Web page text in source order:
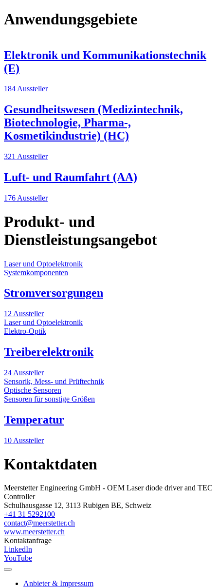
Anwendungsgebiete
Elektronik und Kommunikationstechnik
(E)
184 Aussteller
Gesundheitswesen (Medizintechnik,
Biotechnologie, Pharma-,
Kosmetikindustrie) (HC)
321 Aussteller
Luft- und Raumfahrt (AA)
176 Aussteller
Produkt- und
Dienstleistungsangebot
Laser und Optoelektronik
Systemkomponenten
Stromversorgungen
12 Aussteller
Laser und Optoelektronik
Elektro-Optik
Treiberelektronik
24 Aussteller
Sensorik, Mess- und Prüftechnik
Optische Sensoren
Sensoren für sonstige Größen
Temperatur
10 Aussteller
Kontaktdaten
Meerstetter Engineering GmbH - OEM Laser diode driver and TEC
Controller
Schulhausgasse 12, 3113 Rubigen BE, Schweiz
+41 31 5292100
contact@meerstetter.ch
www.meerstetter.ch
Kontaktanfrage
LinkedIn
YouTube
Anbieter & Impressum